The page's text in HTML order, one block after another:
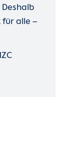
alle –